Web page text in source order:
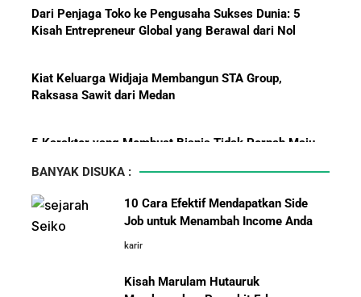
Menjadi Revolusi Baru Energi
Nasional dan Menekan Impor
Penghalang Menuju Kesuksesan
Kisah Entrepreneur Global yang Berawal dari Nol
Raksasa Sawit dari Medan
Wajib Dihindari Pengusaha
10 Hambatan Utama Pemasaran yang Tidak Bisa
Diselesaikan oleh AI
Mendesain Presentasi Secara Cepat dan Mudah
BANYAK DISUKA :
10 Cara Efektif Mendapatkan Side
Job untuk Menambah Income Anda
karir
Kisah Marulam Hutauruk